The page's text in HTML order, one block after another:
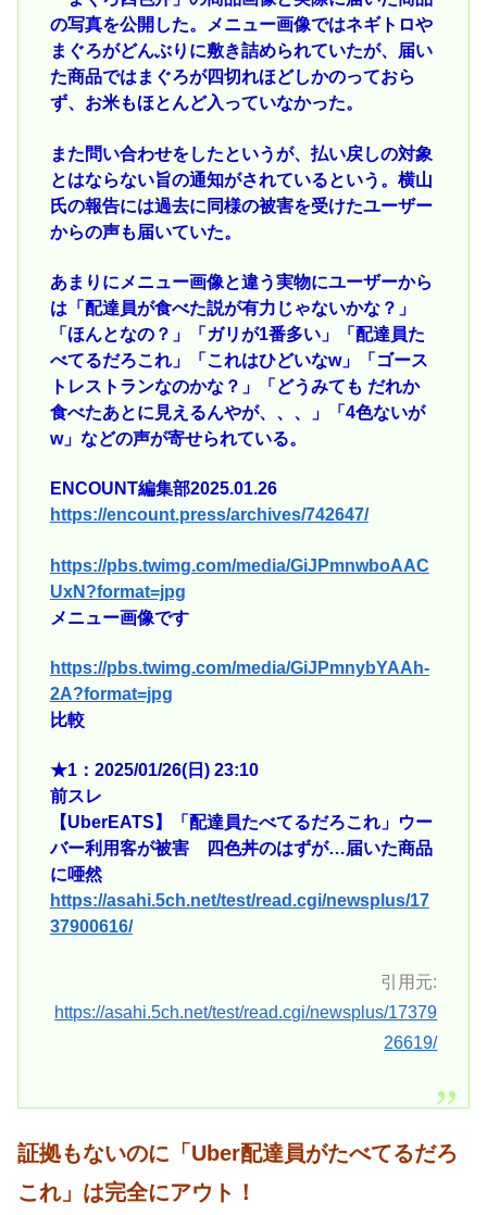
の写真を公開した。メニュー画像ではネギトロや
まぐろがどんぶりに敷き詰められていたが、届い
た商品ではまぐろが四切れほどしかのっておら
ず、お米もほとんど入っていなかった。
また問い合わせをしたというが、払い戻しの対象
とはならない旨の通知がされているという。横山
氏の報告には過去に同様の被害を受けたユーザー
からの声も届いていた。
あまりにメニュー画像と違う実物にユーザーから
は「配達員が食べた説が有力じゃないかな？」
「ほんとなの？」「ガリが1番多い」「配達員た
べてるだろこれ」「これはひどいなw」「ゴース
トレストランなのかな？」「どうみても だれか
食べたあとに見えるんやが、、、」「4色ないが
w」などの声が寄せられている。
ENCOUNT編集部2025.01.26
https://encount.press/archives/742647/
https://pbs.twimg.com/media/GiJPmnwboAAC
UxN?format=jpg
メニュー画像です
https://pbs.twimg.com/media/GiJPmnybYAAh-
2A?format=jpg
比較
★1：2025/01/26(日) 23:10
前スレ
【UberEATS】「配達員たべてるだろこれ」ウー
バー利用客が被害 四色丼のはずが…届いた商品
に唖然
https://asahi.5ch.net/test/read.cgi/newsplus/17
37900616/
引用元:
https://asahi.5ch.net/test/read.cgi/newsplus/17379
26619/
証拠もないのに 「Uber配達員がたべてるだろ
これ」は完全にアウト！